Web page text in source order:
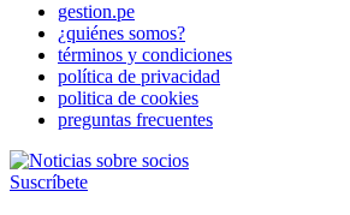
gestion.pe
¿quiénes somos?
términos y condiciones
política de privacidad
politica de cookies
preguntas frecuentes
Suscríbete